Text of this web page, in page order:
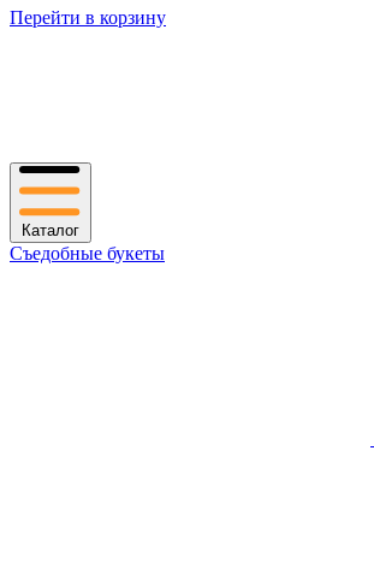
Перейти в корзину
Каталог
Съедобные букеты